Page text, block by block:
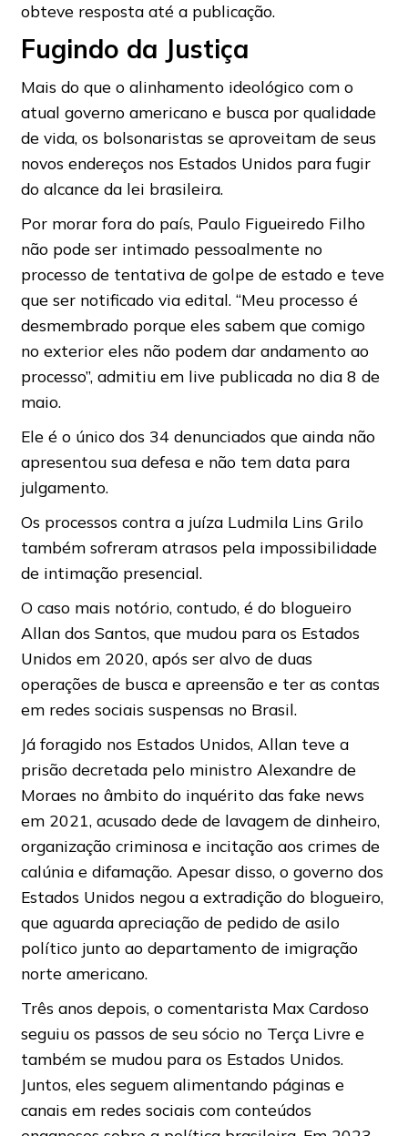
obteve resposta até a publicação.
Fugindo da Justiça
Mais do que o alinhamento ideológico com o
atual governo americano e busca por qualidade
de vida, os bolsonaristas se aproveitam de seus
novos endereços nos Estados Unidos para fugir
do alcance da lei brasileira.
Por morar fora do país, Paulo Figueiredo Filho
não pode ser intimado pessoalmente no
processo de tentativa de golpe de estado e teve
que ser notificado via edital. “Meu processo é
desmembrado porque eles sabem que comigo
no exterior eles não podem dar andamento ao
processo”, admitiu em live publicada no dia 8 de
maio.
Ele é o único dos 34 denunciados que ainda não
apresentou sua defesa e não tem data para
julgamento.
Os processos contra a juíza Ludmila Lins Grilo
também sofreram atrasos pela impossibilidade
de intimação presencial.
O caso mais notório, contudo, é do blogueiro
Allan dos Santos, que mudou para os Estados
Unidos em 2020, após ser alvo de duas
operações de busca e apreensão e ter as contas
em redes sociais suspensas no Brasil.
Já foragido nos Estados Unidos, Allan teve a
prisão decretada pelo ministro Alexandre de
Moraes no âmbito do inquérito das fake news
em 2021, acusado dede de lavagem de dinheiro,
organização criminosa e incitação aos crimes de
calúnia e difamação. Apesar disso, o governo dos
Estados Unidos negou a extradição do blogueiro,
que aguarda apreciação de pedido de asilo
político junto ao departamento de imigração
norte americano.
Três anos depois, o comentarista Max Cardoso
seguiu os passos de seu sócio no Terça Livre e
também se mudou para os Estados Unidos.
Juntos, eles seguem alimentando páginas e
canais em redes sociais com conteúdos